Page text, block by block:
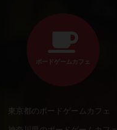
ボードゲームカフェ
東京都のボードゲームカフェ